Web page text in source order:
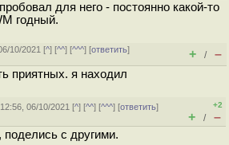
для него - постоянно какой-то
годный.
10/2021 [^] [^^] [^^^] [ответить]
+ / –
приятных. я находил
06/10/2021 [^] [^^] [^^^] [ответить]
+2
+ / –
с другими.